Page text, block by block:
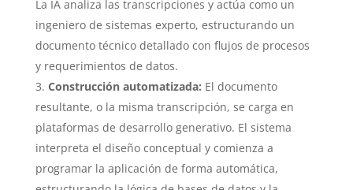
La IA analiza las transcripciones y actúa como un
ingeniero de sistemas experto, estructurando un
documento técnico detallado con flujos de procesos
y requerimientos de datos.
Construcción automatizada: El documento
resultante, o la misma transcripción, se carga en
plataformas de desarrollo generativo. El sistema
interpreta el diseño conceptual y comienza a
programar la aplicación de forma automática,